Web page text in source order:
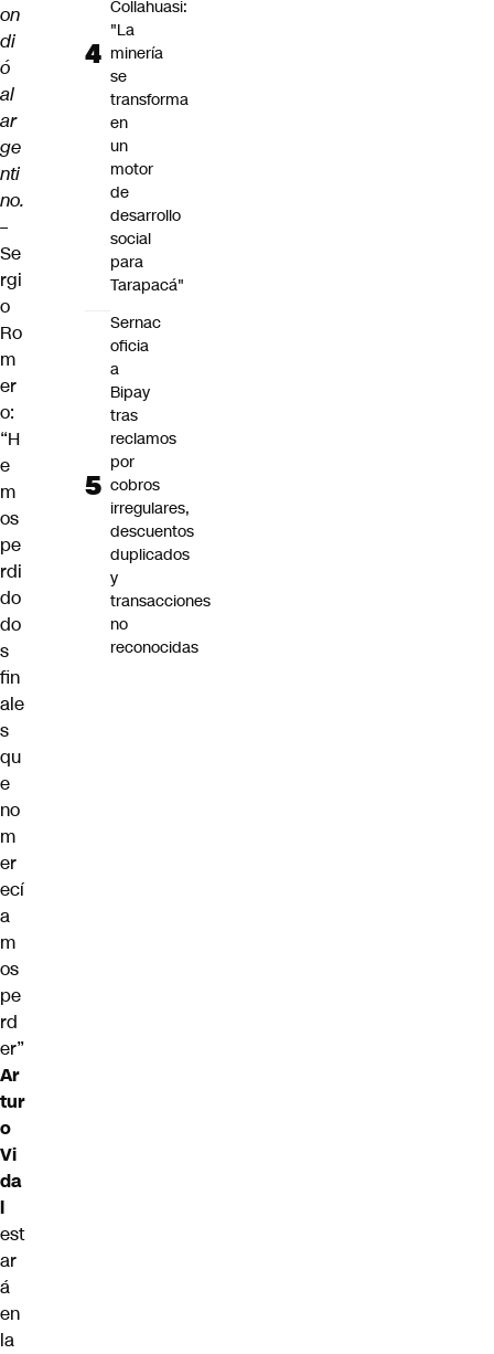
on
di
ó
al
ar
ge
nti
no.
–
Se
rgi
o
Ro
m
er
o:
“H
e
m
os
pe
rdi
do
do
s
fin
ale
s
qu
e
no
m
er
ecí
a
m
os
pe
rd
er”
Ar
tur
o
Vi
da
l
est
ar
á
en
la
Collahuasi:
"La
minería
se
transforma
en
un
motor
de
desarrollo
social
para
Tarapacá"
Sernac
oficia
a
Bipay
tras
reclamos
por
cobros
irregulares,
descuentos
duplicados
y
transacciones
no
reconocidas